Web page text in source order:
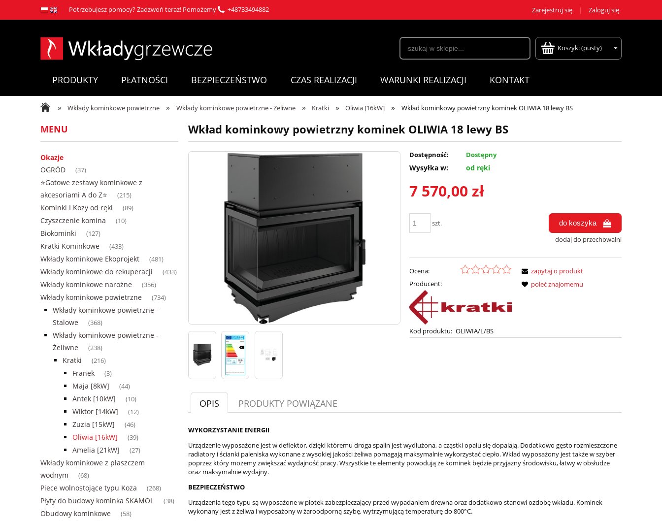
Potrzebujesz pomocy? Zadzwoń teraz! Pomożemy +48733494882 Zarejestruj się Zaloguj się
Koszyk:(pusty)
PRODUKTY PŁATNOŚCI BEZPIECZEŃSTWO CZAS REALIZACJI WARUNKI REALIZACJI KONTAKT
» Wkłady kominkowe powietrzne » Wkłady kominkowe powietrzne - Żeliwne » Kratki » Oliwia [16kW] » Wkład kominkowy powietrzny kominek OLIWIA 18 lewy BS
MENU
Okazje
OGRÓD
(37)
⭐Gotowe zestawy kominkowe z
akcesoriami A do Z⭐
(215)
Kominki I Kozy od ręki (89)
Czyszczenie komina (10)
Biokominki (127)
Kratki Kominkowe (433)
Wkłady kominkowe Ekoprojekt (481)
Wkłady kominkowe do rekuperacji (433)
Wkłady kominkowe narożne (356)
Wkłady kominkowe powietrzne (734)
Wkłady kominkowe powietrzne -
Stalowe
(368)
Wkłady kominkowe powietrzne -
Żeliwne
(238)
Kratki (216)
Franek (3)
Maja [8kW] (44)
Antek [10kW] (10)
Wiktor [14kW] (12)
Zuzia [15kW] (46)
Oliwia [16kW] (39)
Amelia [21kW] (27)
Wkłady kominkowe z płaszczem
wodnym
(68)
Piece wolnostojące typu Koza (268)
Płyty do budowy kominka SKAMOL (38)
Obudowy kominkowe (58)
Wkład kominkowy powietrzny kominek OLIWIA 18 lewy BS
Dostępność: Dostępny
Wysyłka w: od ręki
7 570,00 zł
szt. do koszyka
dodaj do przechowalni
Ocena:
Producent:
Kod produktu: OLIWIA/L/BS
zapytaj o produkt
poleć znajomemu
OPIS PRODUKTY POWIĄZANE
WYKORZYSTANIE ENERGII
Urządzenie wyposażone jest w deflektor, dzięki któremu droga spalin jest wydłużona, a cząstki opału się dopalają. Dodatkowo gęsto rozmieszczone
radiatory i ścianki paleniska wykonane z wysokiej jakości żeliwa pomagają maksymalnie wykorzystać ciepło. Wkład wyposażony jest także w szyber
poprzez który możemy zwiększać wydajność pracy. Wszystkie te elementy powodują że kominek będzie przyjazny środowisku, łatwy w obsłudze
oraz maksymalnie wydajny.
BEZPIECZEŃSTWO
Urządzenia tego typu są wyposażone w płotek zabezpieczający przed wypadaniem drewna oraz dodatkowo stanowi ozdobę wkładu. Kominek
wykonany jest z żeliwa i wyposażony w żaroodporną szybę, wytrzymującą temperaturę do 800°C.